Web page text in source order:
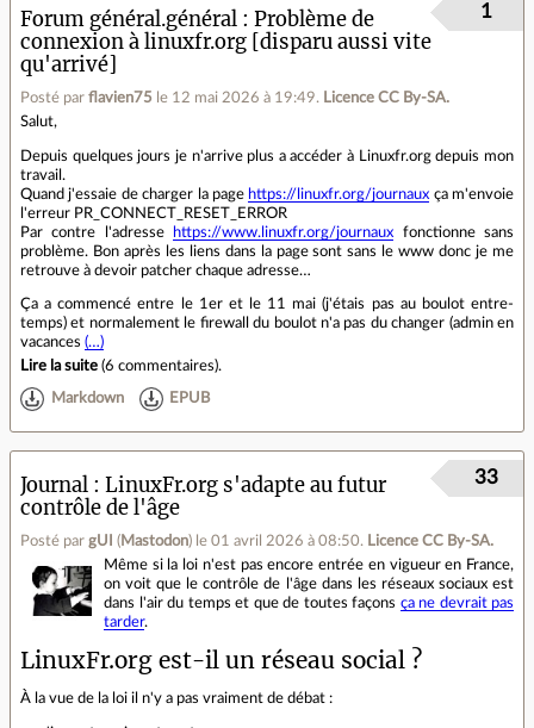
Forum général.général
Problème de
connexion à linuxfr.org [disparu aussi vite
qu'arrivé]
Posté par flavien75 le 12 mai 2026 à 19:49. Licence CC By‑SA.
1
Salut,
Depuis quelques jours je n'arrive plus a accéder à Linuxfr.org depuis mon
travail.
Quand j'essaie de charger la page https://linuxfr.org/journaux ça m'envoie
l'erreur PR_CONNECT_RESET_ERROR
Par contre l'adresse
https://www.linuxfr.org/journaux fonctionne sans
problème. Bon après les liens dans la page sont sans le www donc je me
retrouve à devoir patcher chaque adresse…
Ça a commencé entre le 1er et le 11 mai (j'étais pas au boulot entre-
temps) et normalement le firewall du boulot n'a pas du changer (admin en
vacances (…)
Lire la suite (6 commentaires).
Markdown EPUB
Journal
LinuxFr.org s'adapte au futur
contrôle de l'âge
Posté par gUI ( Mastodon) le 01 avril 2026 à 08:50. Licence CC By‑SA.
33
Même si la loi n'est pas encore entrée en vigueur en France,
on voit que le contrôle de l'âge dans les réseaux sociaux est
dans l'air du temps et que de toutes façons ça ne devrait pas
tarder.
LinuxFr.org est-il un réseau social ?
À la vue de la loi il n'y a pas vraiment de débat :